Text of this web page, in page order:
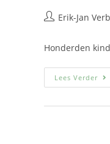
Erik-Jan
Honderden
Lees Verder